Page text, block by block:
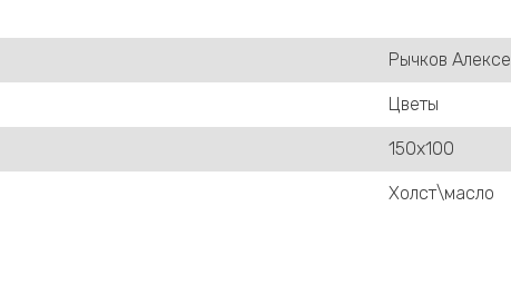
Рычков
Цветы
150х100
Холст\масло